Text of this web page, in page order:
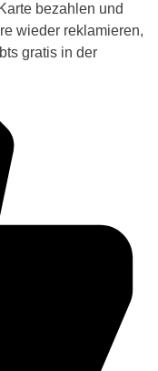
bezahlen und
wieder reklamieren,
gratis in der